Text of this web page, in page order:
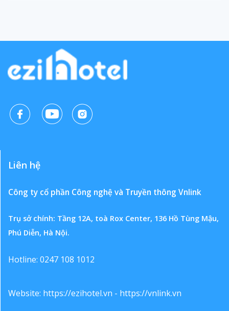
Liên hệ
Công ty cổ phần Công nghệ và Truyền thông Vnlink
Trụ sở chính: Tầng 12A, toà Rox Center, 136 Hồ Tùng Mậu,
Phú Diễn, Hà Nội.
Hotline: 0247 108 1012
Website: https://ezihotel.vn - https://vnlink.vn